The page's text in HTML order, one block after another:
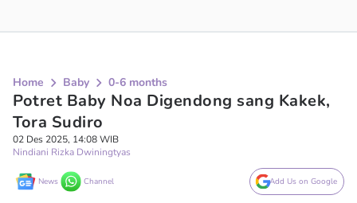
Home Baby 0-6 months
Potret Baby Noa Digendong sang Kakek,
Tora Sudiro
02 Des 2025, 14:08 WIB
Nindiani Rizka Dwiningtyas
News Channel Add Us on Google